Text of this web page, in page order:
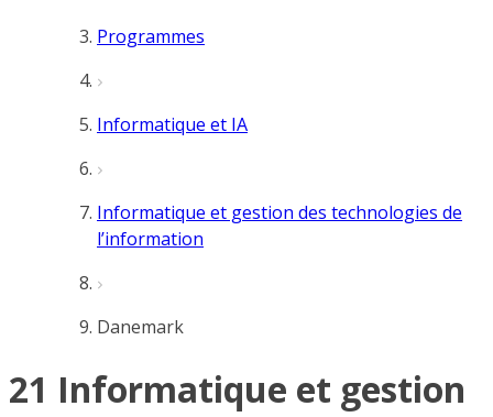
Programmes
Informatique et IA
Informatique et gestion des technologies de
l’information
Danemark
21 Informatique et gestion